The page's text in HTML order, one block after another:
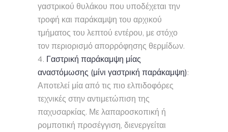
γαστρικού θυλάκου που υποδέχεται την
τροφή και παράκαμψη του αρχικού
τμήματος του λεπτού εντέρου, με στόχο
τον περιορισμό απορρόφησης θερμίδων.
Γαστρική παράκαμψη μίας
αναστόμωσης (μίνι γαστρική παράκαμψη):
Αποτελεί μία από τις πιο ελπιδοφόρες
τεχνικές στην αντιμετώπιση της
παχυσαρκίας. Με λαπαροσκοπική ή
ρομποτική προσέγγιση, διενεργείται